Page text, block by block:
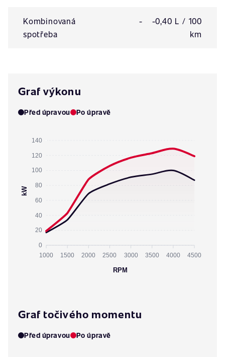
Kombinovaná
spotřeba
-
-0,40 L / 100
km
Graf výkonu
Před úpravou Po úpravě
140
120
100
80
60
40
20
0
kW
1000 1500 2000 2500 3000 3500 4000 4500
RPM
Graf točivého momentu
Před úpravou Po úpravě